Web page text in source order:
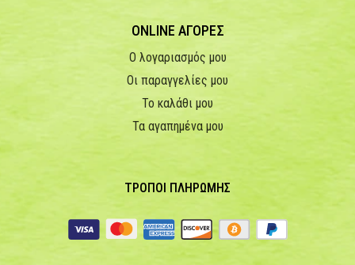
ONLINE ΑΓΟΡΕΣ
Ο λογαριασμός μου
Οι παραγγελίες μου
Το καλάθι μου
Τα αγαπημένα μου
ΤΡΟΠΟΙ ΠΛΗΡΩΜΗΣ